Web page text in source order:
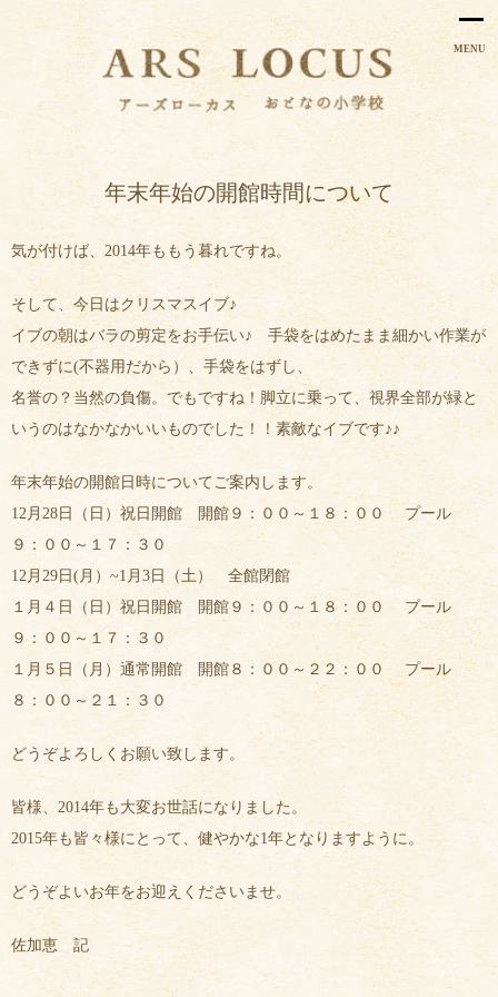
MENU
年末年始の開館時間について
気が付けば、2014年ももう暮れですね。
そして、今日はクリスマスイブ♪
イブの朝はバラの剪定をお手伝い♪ 手袋をはめたまま細かい作業が
できずに(不器用だから）、手袋をはずし、
名誉の？当然の負傷。でもですね！脚立に乗って、視界全部が緑と
いうのはなかなかいいものでした！！素敵なイブです♪♪
年末年始の開館日時についてご案内します。
12月28日（日）祝日開館 開館９：００～１８：００ プール
９：００～１７：３０
12月29日(月）~1月3日（土） 全館閉館
１月４日（日）祝日開館 開館９：００～１８：００ プール
９：００～１７：３０
１月５日（月）通常開館 開館８：００～２２：００ プール
８：００～２１：３０
どうぞよろしくお願い致します。
皆様、2014年も大変お世話になりました。
2015年も皆々様にとって、健やかな1年となりますように。
どうぞよいお年をお迎えくださいませ。
佐加恵 記